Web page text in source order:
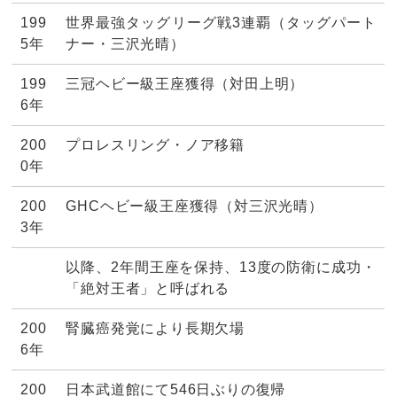
199
5年
世界最強タッグリーグ戦3連覇（タッグパート
ナー・三沢光晴）
199
6年
三冠ヘビー級王座獲得（対田上明）
200
0年
プロレスリング・ノア移籍
200
3年
GHCヘビー級王座獲得（対三沢光晴）
以降、2年間王座を保持、13度の防衛に成功・
「絶対王者」と呼ばれる
200
6年
腎臓癌発覚により長期欠場
200 日本武道館にて546日ぶりの復帰